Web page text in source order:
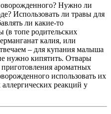
Нужно ли
Использовать ли травы для
ли какие-то
(в топе родительских
калия, или
– для купания малыша
нужно кипятить. Отвары
приготовления ароматных
использовать их
реакций у